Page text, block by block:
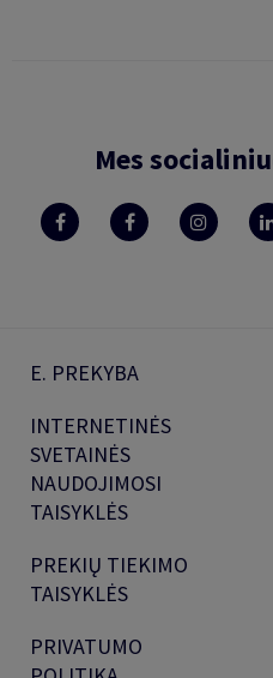
Mes
E. PREKYBA
INTERNETINĖS
SVETAINĖS
NAUDOJIMOSI
TAISYKLĖS
PREKIŲ TIEKIMO
TAISYKLĖS
PRIVATUMO